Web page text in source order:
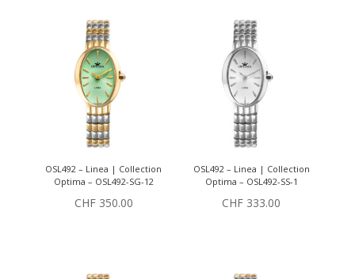
OSL492 – Linea | Collection
Optima – OSL492-SG-12
CHF350.00
OSL492 – Linea | Collection
Optima – OSL492-SS-1
CHF 333.00